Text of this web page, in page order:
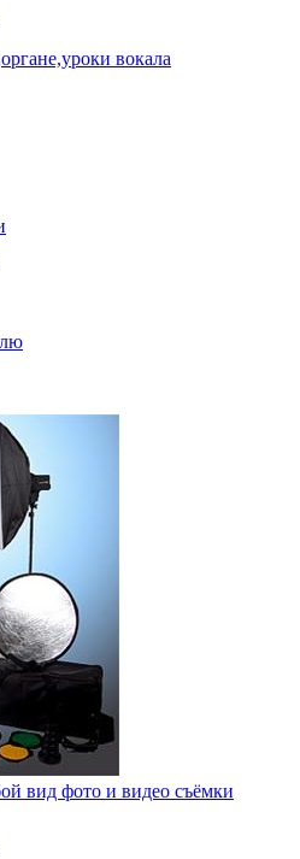
вокала
вид фото и видео съёмки